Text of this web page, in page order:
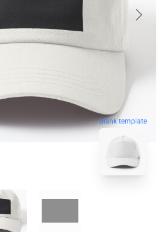
blank template